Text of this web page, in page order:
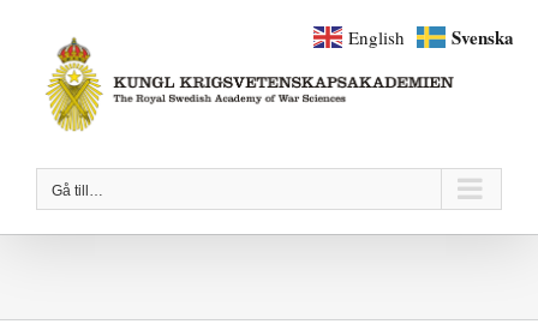
innehållet
Gå till…
English Svenska